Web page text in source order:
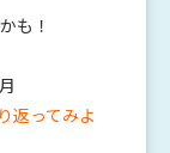
も！
返ってみよ